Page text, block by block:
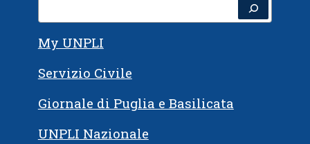
My UNPLI
Servizio Civile
Giornale di Puglia e Basilicata
UNPLI Nazionale